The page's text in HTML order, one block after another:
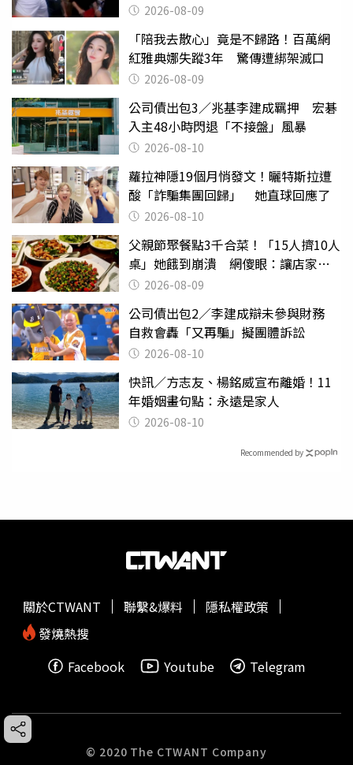
2026-08-09
「陪我去散心」竟是不歸路！百萬網
紅雅典娜失蹤3年 驚傳遭綁架滅口
2026-08-09
公司債出包3／兆基李建成羈押 宏碁
入主48小時閃退「不接盤」風暴
2026-08-10
蘿拉神隱19個月悄發文！曬特斯拉遭
酸「詐騙集團回歸」 她直球回應了
2026-08-10
父親節聚餐點3千合菜！「15人擠10人
桌」她餓到崩潰 網傻眼：讓店家看
笑話2026-08-09
公司債出包2／李建成辯未參與財務
自救會轟「又再騙」擬團體訴訟
2026-08-10
快訊／方志友、楊銘威宣布離婚！11
年婚姻畫句點：永遠是家人
2026-08-10
Recommended by
關於CTWANT 聯繫&爆料
隱私權政策
發燒熱搜
Facebook
Youtube Telegram
© 2020 The CTWANT Company